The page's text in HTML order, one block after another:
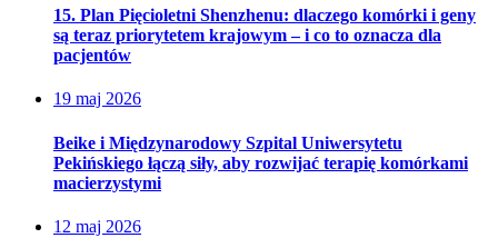
15. Plan Pięcioletni Shenzhenu: dlaczego komórki i geny
są teraz priorytetem krajowym – i co to oznacza dla
pacjentów
19 maj 2026
Beike i Międzynarodowy Szpital Uniwersytetu
Pekińskiego łączą siły, aby rozwijać terapię komórkami
macierzystymi
12 maj 2026